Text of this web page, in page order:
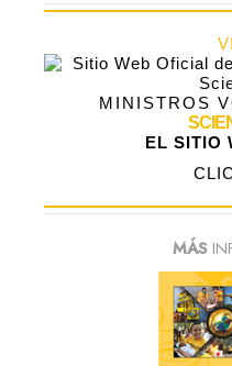
MINISTROS
EL SITIO
MÁS